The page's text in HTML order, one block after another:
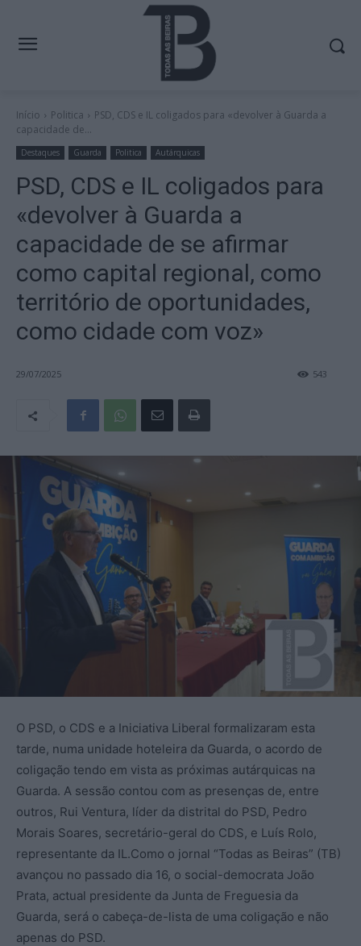
Início Politica
PSD, CDS e IL coligados para «devolver à Guarda a
capacidade de...
Destaques Guarda Politica Autárquicas
PSD, CDS e IL coligados para
«devolver à Guarda a
capacidade de se afirmar
como capital regional, como
território de oportunidades,
como cidade com voz»
29/07/2025 543
O PSD, o CDS e a Iniciativa Liberal formalizaram esta
tarde, numa unidade hoteleira da Guarda, o acordo de
coligação tendo em vista as próximas autárquicas na
Guarda. A sessão contou com as presenças de, entre
outros, Rui Ventura, líder da distrital do PSD, Pedro
Morais Soares, secretário-geral do CDS, e Luís Rolo,
representante da IL.Como o jornal “Todas as Beiras” (TB)
avançou no passado dia 16, o social-democrata João
Prata, actual presidente da Junta de Freguesia da
Guarda, será o cabeça-de-lista de uma coligação e não
apenas do PSD.